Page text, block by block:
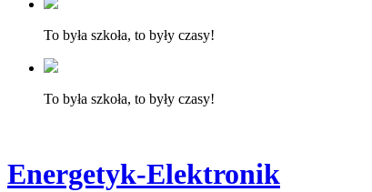
To była szkoła, to były czasy!
To była szkoła, to były czasy!
Energetyk-Elektronik